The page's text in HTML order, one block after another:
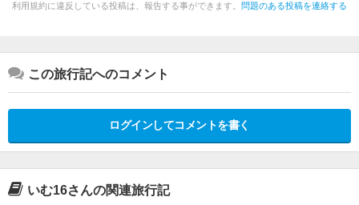
利用規約に違反している投稿は、報告する事ができます。 問題のある投稿を連絡する
この旅行記へのコメント
ログインしてコメントを書く
いむ16さんの関連旅行記